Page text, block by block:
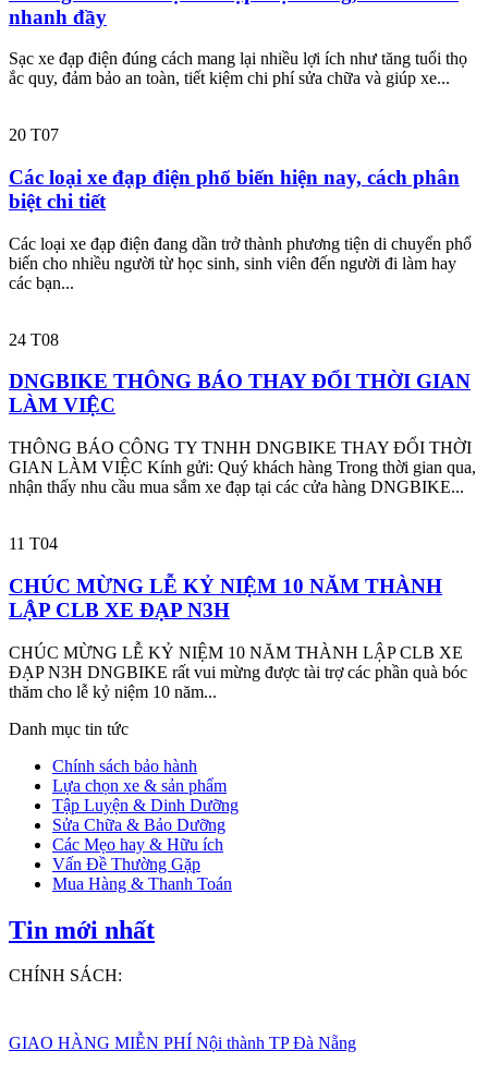
nhanh đầy
Sạc xe đạp điện đúng cách mang lại nhiều lợi ích như tăng tuổi thọ
ắc quy, đảm bảo an toàn, tiết kiệm chi phí sửa chữa và giúp xe...
20 T07
Các loại xe đạp điện phổ biến hiện nay, cách phân
biệt chi tiết
Các loại xe đạp điện đang dần trở thành phương tiện di chuyển phổ
biến cho nhiều người từ học sinh, sinh viên đến người đi làm hay
các bạn...
24 T08
DNGBIKE THÔNG BÁO THAY ĐỔI THỜI GIAN
LÀM VIỆC
THÔNG BÁO CÔNG TY TNHH DNGBIKE THAY ĐỔI THỜI
GIAN LÀM VIỆC Kính gửi: Quý khách hàng Trong thời gian qua,
nhận thấy nhu cầu mua sắm xe đạp tại các cửa hàng DNGBIKE...
11 T04
CHÚC MỪNG LỄ KỶ NIỆM 10 NĂM THÀNH
LẬP CLB XE ĐẠP N3H
CHÚC MỪNG LỄ KỶ NIỆM 10 NĂM THÀNH LẬP CLB XE
ĐẠP N3H DNGBIKE rất vui mừng được tài trợ các phần quà bóc
thăm cho lễ kỷ niệm 10 năm...
Danh mục tin tức
Chính sách bảo hành
Lựa chọn xe & sản phẩm
Tập Luyện & Dinh Dưỡng
Sửa Chữa & Bảo Dưỡng
Các Mẹo hay & Hữu ích
Vấn Đề Thường Gặp
Mua Hàng & Thanh Toán
Tin mới nhất
CHÍNH SÁCH:
GIAO HÀNG MIỄN PHÍ Nội thành TP Đà Nẵng